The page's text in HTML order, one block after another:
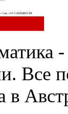
Все
в